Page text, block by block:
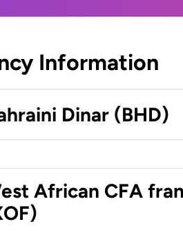
Information
Dinar (BHD)
African CFA